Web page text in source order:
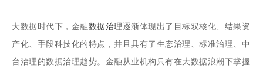
伙伴
服务
社区
大数据时代下，金融数据治理逐渐体现出了目标双核化、结果资
产化、手段科技化的特点，并且具有了生态治理、标准治理、中
台治理的数据治理趋势。金融从业机构只有在大数据浪潮下掌握